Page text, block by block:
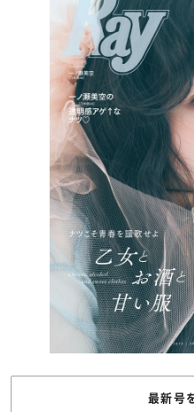
最新号